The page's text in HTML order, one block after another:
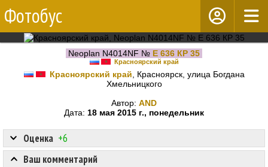
Фотобус
Neoplan N4014NF № Е 636 КР 35
Красноярский край
Красноярский край , Красноярск, улица Богдана
Хмельницкого
Автор: AND
Дата: 18 мая 2015 г., понедельник
Оценка +6
Ваш комментарий